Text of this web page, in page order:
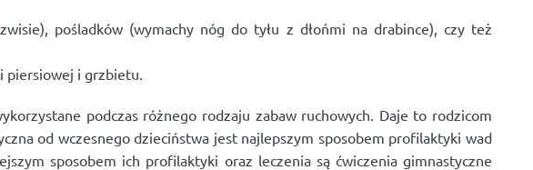
pośladków (wymachy nóg do tyłu z dłońmi na drabince), czy też
piersiowej i grzbietu.
podczas różnego rodzaju zabaw ruchowych. Daje to rodzicom
od wczesnego dzieciństwa jest najlepszym sposobem profilaktyki wad
sposobem ich profilaktyki oraz leczenia są ćwiczenia gimnastyczne